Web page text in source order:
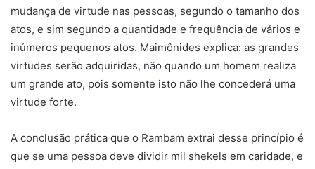
mudança de virtude nas pessoas, segundo o tamanho dos
atos, e sim segundo a quantidade e frequência de vários e
inúmeros pequenos atos. Maimônides explica: as grandes
virtudes serão adquiridas, não quando um homem realiza
um grande ato, pois somente isto não lhe concederá uma
virtude forte.
A conclusão prática que o Rambam extrai desse princípio é
que se uma pessoa deve dividir mil shekels em caridade, e